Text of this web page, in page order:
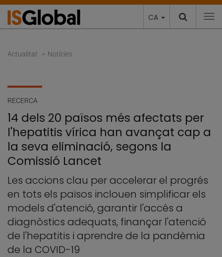
CA
Actualitat Notícies
RECERCA
14 dels 20 països més afectats per
l'hepatitis vírica han avançat cap a
la seva eliminació, segons la
Comissió Lancet
Les accions clau per accelerar el progrés
en tots els països inclouen simplificar els
models d'atenció, garantir l'accés a
diagnòstics adequats, finançar l'atenció
de l'hepatitis i aprendre de la pandèmia
de la COVID-19